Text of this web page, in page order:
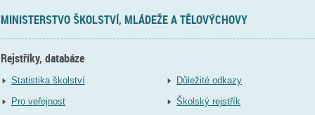
MINISTERSTVO ŠKOLSTVÍ, MLÁDEŽE A TĚLOVÝCHOVY
Rejstříky, databáze
Statistika školství
Pro veřejnost
Důležité odkazy
Školský rejstřík